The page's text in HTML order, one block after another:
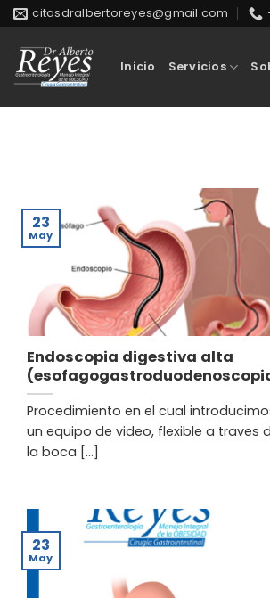
Saltar
al
contenido
citasdralbertoreyes@gmail.com
Inicio Servicios
Endoscopia digestiva alta
Procedimiento en el cual
un equipo de video, flexible a traves
la boca [...]
23
May
23
May